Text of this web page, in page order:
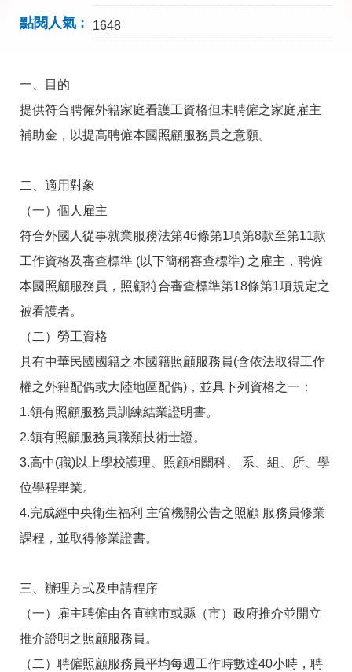
覽
English
民
意
信
常
答
雙
彙
RSS
私
安
政
策
府
資
開
放
宣
告
聯
絡
資
訊
點閱人氣 1648
一、目的
提供符合聘僱外籍家庭看護工資格但未聘僱之家庭雇主
補助金，以提高聘僱本國照顧服務員之意願。
二、適用對象
（一）個人雇主
符合外國人從事就業服務法第46條第1項第8款至第11款
工作資格及審查標準 (以下簡稱審查標準) 之雇主，聘僱
本國照顧服務員，照顧符合審查標準第18條第1項規定之
被看護者。
（二）勞工資格
具有中華民國國籍之本國籍照顧服務員(含依法取得工作
權之外籍配偶或大陸地區配偶)，並具下列資格之一：
1.領有照顧服務員訓練結業證明書。
2.領有照顧服務員職類技術士證。
3.高中(職)以上學校護理、照顧相關科、 系、組、所、學
位學程畢業。
4.完成經中央衛生福利 主管機關公告之照顧 服務員修業
課程，並取得修業證書。
三、辦理方式及申請程序
（一）雇主聘僱由各直轄市或縣（市）政府推介並開立
推介證明之照顧服務員。
（二）聘僱照顧服務員平均每週工作時數達40小時，聘